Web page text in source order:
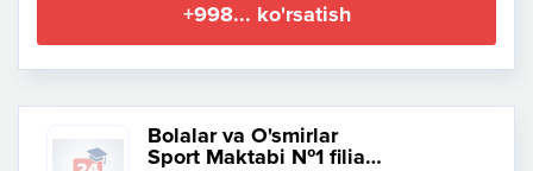
+998... ko'rsatish
Bolalar va O'smirlar
Sport Maktabi №1 filial